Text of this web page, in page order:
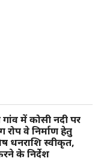
में कोसी नदी पर
रोप वे निर्माण हेतु
धनराशि स्वीकृत,
के निर्देश